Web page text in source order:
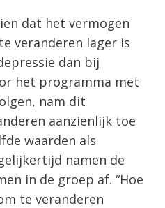
dat het vermogen
veranderen lager is
dan bij
het programma met
nam dit
aanzienlijk toe
waarden als
namen de
in de groep af. “Hoe
te veranderen